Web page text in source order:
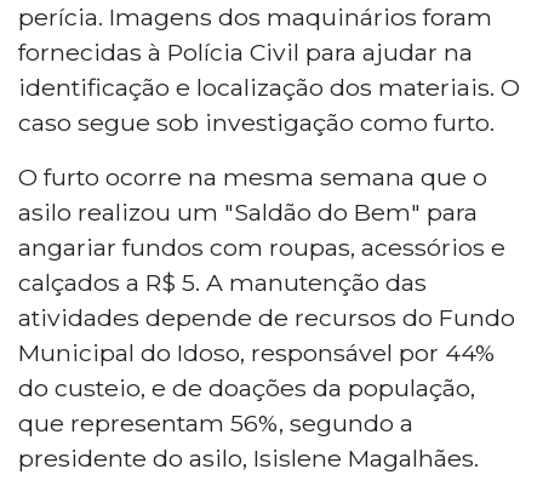
perícia. Imagens dos maquinários foram
fornecidas à Polícia Civil para ajudar na
identificação e localização dos materiais. O
caso segue sob investigação como furto.
O furto ocorre na mesma semana que o
asilo realizou um "Saldão do Bem" para
angariar fundos com roupas, acessórios e
calçados a R$ 5. A manutenção das
atividades depende de recursos do Fundo
Municipal do Idoso, responsável por 44%
do custeio, e de doações da população,
que representam 56%, segundo a
presidente do asilo, Isislene Magalhães.